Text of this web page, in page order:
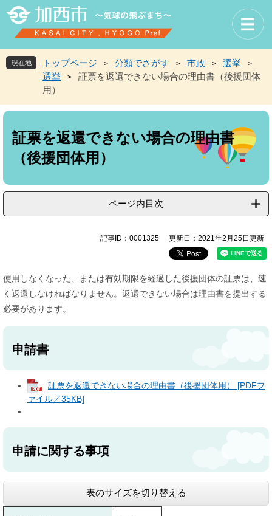
先
頭
を
飛
現在地 トップページ > 分類でさがす > 市政 > 選挙 >
選挙 >
証票を返還できない場合の理由書（後援団体
用）
本
証票を返還できない場合の理由書
（後援団体用）
ページ内目次
記事ID：0001325 更新日：2021年2月25日更新
使用しなくなった、または有効期限を経過した後援団体の証票は、速
く返還しなければなりません。返還できない場合は理由書を提出する
必要があります。
申請書
証票を返還できない場合の理由書（後援団体用） [PDFフ
ァイル／35KB]
申請に関する事項
表のサイズを切り替える